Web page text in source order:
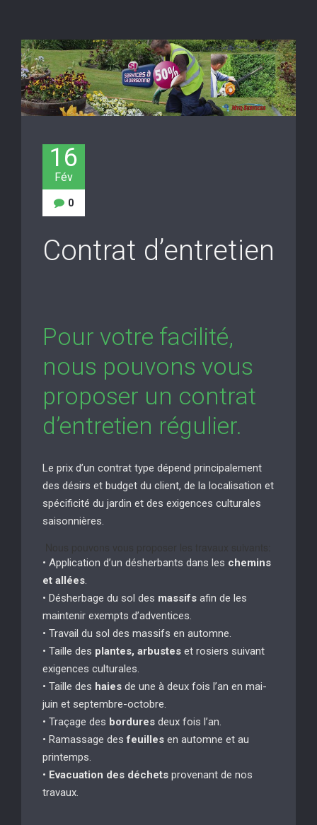
16
Fév
0
Contrat d’entretien
Pour votre facilité,
nous pouvons vous
proposer un contrat
d’entretien régulier.
Le prix d’un contrat type dépend principalement
des désirs et budget du client, de la localisation et
spécificité du jardin et des exigences culturales
saisonnières.
• Application d’un désherbants dans les chemins
et allées
• Désherbage du sol des massifs afin de les
maintenir exempts d’adventices.
• Travail du sol des massifs en automne.
• Taille des plantes, arbustes et rosiers suivant
exigences culturales.
• Taille des haies de une à deux fois l’an en mai-
juin et septembre-octobre.
• Traçage des bordures deux fois l’an.
• Ramassage desfeuilles en automne et au
printemps.
• Evacuation des déchets provenant de nos
travaux.